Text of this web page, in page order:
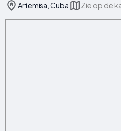
Artemisa, Cuba Zie op de